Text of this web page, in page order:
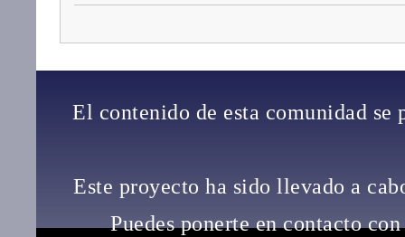
El contenido de esta comunidad
Este proyecto ha sido llevado a
Puedes ponerte en contacto